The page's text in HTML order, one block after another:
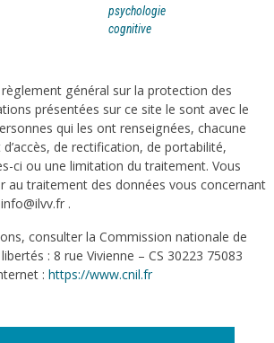
psychologie
cognitive
général sur la protection des
présentées sur ce site le sont avec le
qui les ont renseignées, chacune
de rectification, de portabilité,
ci ou une limitation du traitement. Vous
au traitement des données vous concernant
.
consulter la Commission nationale de
: 8 rue Vivienne – CS 30223 75083
: https://www.cnil.fr